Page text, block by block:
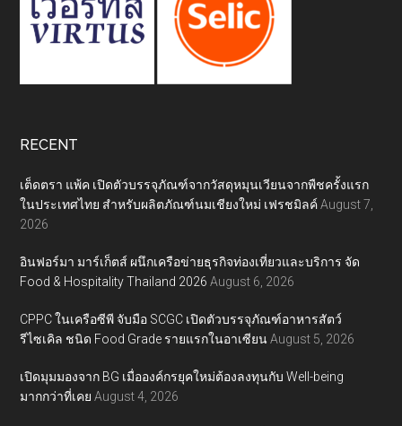
RECENT
เต็ดตรา แพ้ค เปิดตัวบรรจุภัณฑ์จากวัสดุหมุนเวียนจากพืชครั้งแรก
ในประเทศไทย สำหรับผลิตภัณฑ์นมเชียงใหม่ เฟรชมิลค์ August 7,
2026
อินฟอร์มา มาร์เก็ตส์ ผนึกเครือข่ายธุรกิจท่องเที่ยวและบริการ จัด
Food & Hospitality Thailand 2026 August 6, 2026
CPPC ในเครือซีพี จับมือ SCGC เปิดตัวบรรจุภัณฑ์อาหารสัตว์
รีไซเคิล ชนิด Food Grade รายแรกในอาเซียน August 5, 2026
เปิดมุมมองจาก BG เมื่อองค์กรยุคใหม่ต้องลงทุนกับ Well-being
มากกว่าที่เคย August 4, 2026